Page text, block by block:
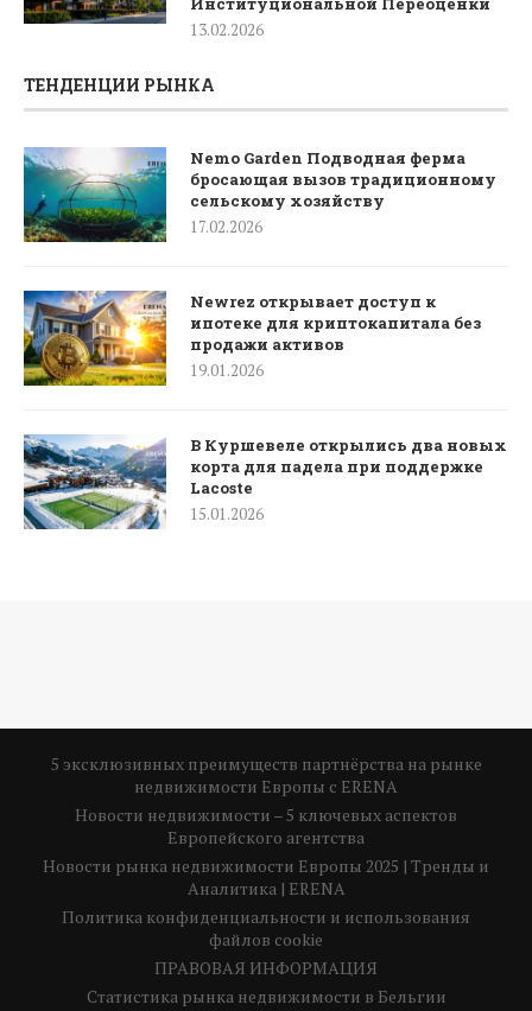
13.02.2026
ТЕНДЕНЦИИ РЫНКА
Nemo Garden Подводная ферма
бросающая вызов традиционному
сельскому хозяйству
17.02.2026
Newrez открывает доступ к
ипотеке для криптокапитала без
продажи активов
19.01.2026
В Куршевеле открылись два новых
корта для падела при поддержке
Lacoste
15.01.2026
5 эксклюзивных преимуществ партнёрства на рынке
недвижимости Европы с ERENA
Новости недвижимости – 5 ключевых аспектов
Европейского агентства
Новости рынка недвижимости Европы 2025 | Тренды и
Аналитика | ERENA
Политика конфиденциальности и использования
файлов cookie
ПРАВОВАЯ ИНФОРМАЦИЯ
Статистика рынка недвижимости в Бельгии